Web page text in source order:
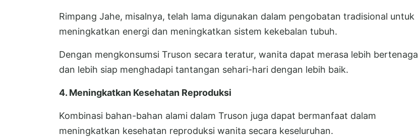
Rimpang Jahe, misalnya, telah lama digunakan dalam pengobatan tradisional untuk
meningkatkan energi dan meningkatkan sistem kekebalan tubuh.
Dengan mengkonsumsi Truson secara teratur, wanita dapat merasa lebih bertenaga
dan lebih siap menghadapi tantangan sehari-hari dengan lebih baik.
4. Meningkatkan Kesehatan Reproduksi
Kombinasi bahan-bahan alami dalam Truson juga dapat bermanfaat dalam
meningkatkan kesehatan reproduksi wanita secara keseluruhan.